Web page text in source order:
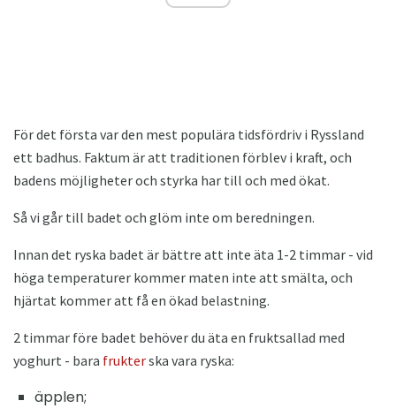
För det första var den mest populära tidsfördriv i Ryssland
ett badhus. Faktum är att traditionen förblev i kraft, och
badens möjligheter och styrka har till och med ökat.
Så vi går till badet och glöm inte om beredningen.
Innan det ryska badet är bättre att inte äta 1-2 timmar - vid
höga temperaturer kommer maten inte att smälta, och
hjärtat kommer att få en ökad belastning.
2 timmar före badet behöver du äta en fruktsallad med
yoghurt - bara frukterska vara ryska:
äpplen;